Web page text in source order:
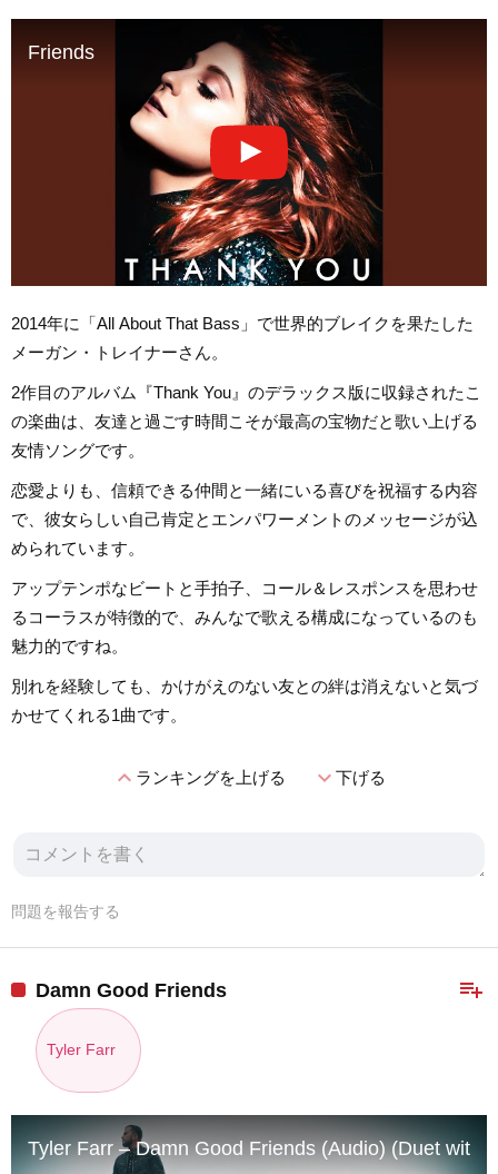
Friends
2014年に「All About That Bass」で世界的ブレイクを果たした
メーガン・トレイナーさん。
2作目のアルバム『Thank You』のデラックス版に収録されたこ
の楽曲は、友達と過ごす時間こそが最高の宝物だと歌い上げる
友情ソングです。
恋愛よりも、信頼できる仲間と一緒にいる喜びを祝福する内容
で、彼女らしい自己肯定とエンパワーメントのメッセージが込
められています。
アップテンポなビートと手拍子、コール＆レスポンスを思わせ
るコーラスが特徴的で、みんなで歌える構成になっているのも
魅力的ですね。
別れを経験しても、かけがえのない友との絆は消えないと気づ
かせてくれる1曲です。
expand_lessランキングを上げる expand_more下げる
問題を報告する
playlist_add
Damn Good Friends
Tyler Farr
Tyler Farr – Damn Good Friends (Audio) (Duet with